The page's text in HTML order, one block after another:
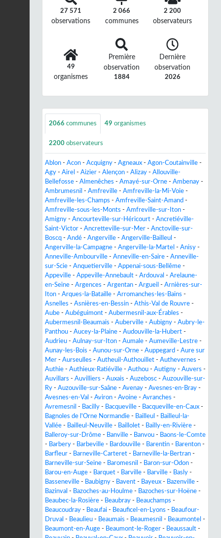
27 571
observations
2 066
communes
2 200
observateurs
49
organismes
Première
observation
1884
Dernière
observation
2026
2066 communes 49 organismes
2200 observateurs
Ablon - Acon - Acquigny - Agneaux - Agon-Coutainville -
Agy - Airel - Aizier - Alençon - Alizay - Allouville-
Bellefosse - Almenêches - Amayé-sur-Orne - Ambenay -
Ambrumesnil - Amfreville - Amfreville-la-Mi-Voie -
Amfreville-les-Champs - Amfreville-Saint-Amand -
Amfreville-sous-les-Monts - Amfreville-sur-Iton -
Amigny - Ancourteville-sur-Héricourt - Ancretiéville-
Saint-Victor - Ancretteville-sur-Mer - Anctoville-sur-
Boscq - Andé - Angerville - Angerville-Bailleul -
Angerville-la-Campagne - Angerville-la-Martel - Anisy -
Anneville-Ambourville - Anneville-en-Saire - Anneville-
sur-Scie - Anquetierville - Appenai-sous-Bellême -
Appeville - Appeville-Annebault - Ardouval - Arelaune-
en-Seine - Argences - Argentan - Argueil - Arnières-sur-
Iton - Arques-la-Bataille - Arromanches-les-Bains -
Asnelles - Asnières-en-Bessin - Athis-Val de Rouvre -
Aube - Aubéguimont - Aubermesnil-aux-Érables -
Aubermesnil-Beaumais - Auberville - Aubigny - Aubry-le-
Panthou - Aucey-la-Plaine - Audouville-la-Hubert -
Audrieu - Aulnay-sur-Iton - Aumale - Aumeville-Lestre -
Aunay-les-Bois - Aunou-sur-Orne - Auppegard - Aure sur
Mer - Aurseulles - Autheuil-Authouillet - Authevernes -
Authie - Authieux-Ratiéville - Authou - Autigny - Auvers -
Auvillars - Auvilliers - Auxais - Auzebosc - Auzouville-sur-
Ry - Auzouville-sur-Saâne - Avenay - Avesnes-en-Bray -
Avesnes-en-Val - Aviron - Avoine - Avranches -
Avremesnil - Bacilly - Bacqueville - Bacqueville-en-Caux -
Bagnoles de l'Orne Normandie - Bailleul - Bailleul-la-
Vallée - Bailleul-Neuville - Baillolet - Bailly-en-Rivière -
Balleroy-sur-Drôme - Banville - Banvou - Baons-le-Comte
- Barbery - Barbeville - Bardouville - Barentin - Barenton -
Barfleur - Barneville-Carteret - Barneville-la-Bertran -
Barneville-sur-Seine - Baromesnil - Baron-sur-Odon -
Barou-en-Auge - Barquet - Barville - Barville - Basly -
Basseneville - Baubigny - Bavent - Bayeux - Bazenville -
Bazinval - Bazoches-au-Houlme - Bazoches-sur-Hoëne -
Beaubec-la-Rosière - Beaubray - Beauchamps -
Beaucoudray - Beaufai - Beauficel-en-Lyons - Beaufour-
Druval - Beaulieu - Beaumais - Beaumesnil - Beaumontel -
Beaumont-en-Auge - Beaumont-le-Roger - Beaussault -